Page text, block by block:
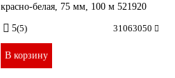
красно-белая, 75 мм, 100 м 521920
5(5) 31063050
В корзину